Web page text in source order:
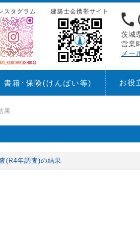
茨城
営業
メー
建築士会携帯サイト
スタグラム
書籍･保険(けんばい等) お役
果
(R4年調査)の結果